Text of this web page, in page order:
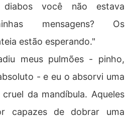
você não estava
mensagens? Os
estão esperando."
meus pulmões - pinho,
- e eu o absorvi uma
da mandíbula. Aqueles
capazes de dobrar uma